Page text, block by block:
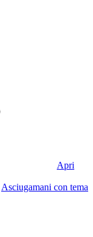
Apri
Asciugamani con tema